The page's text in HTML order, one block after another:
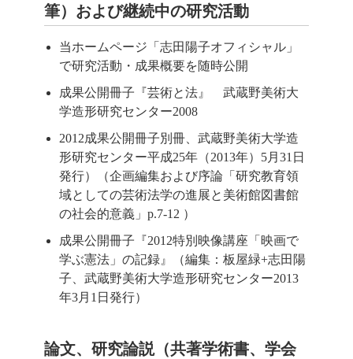
筆）および継続中の研究活動
当ホームページ「志田陽子オフィシャル」
で研究活動・成果概要を随時公開
成果公開冊子『芸術と法』 武蔵野美術大
学造形研究センター2008
2012成果公開冊子別冊、武蔵野美術大学造
形研究センター平成25年（2013年）5月31日
発行）（企画編集および序論「研究教育領
域としての芸術法学の進展と美術館図書館
の社会的意義」p.7-12 ）
成果公開冊子『2012特別映像講座「映画で
学ぶ憲法」の記録』（編集：板屋緑+志田陽
子、武蔵野美術大学造形研究センター2013
年3月1日発行）
論文、研究論説（共著学術書、学会